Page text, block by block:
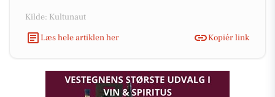
Kilde: Kultunaut
Læs hele artiklen her
Kopiér link